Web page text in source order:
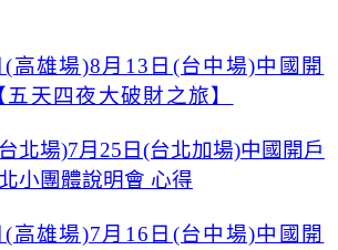
高雄場)8月13日(台中場)中國開
天四夜大破財之旅】
北場)7月25日(台北加場)中國開戶
小團體說明會 心得
高雄場)7月16日(台中場)中國開